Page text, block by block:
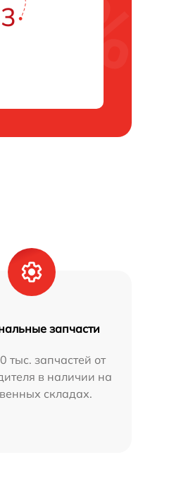
запчасти
тыс. запчастей от
в наличии на
складах.